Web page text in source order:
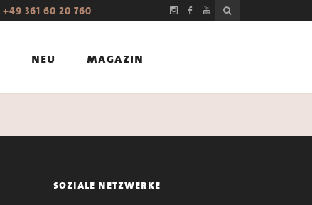
+49 361 60 20 760
neu magazin
soziale netzwerke